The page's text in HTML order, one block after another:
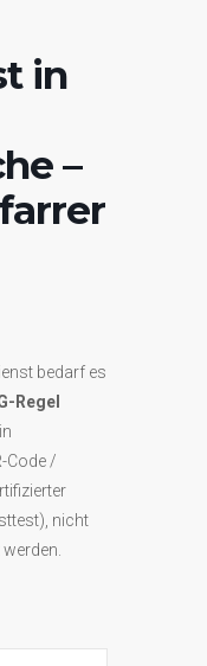
in
–
bedarf es
Regel
Code /
nicht